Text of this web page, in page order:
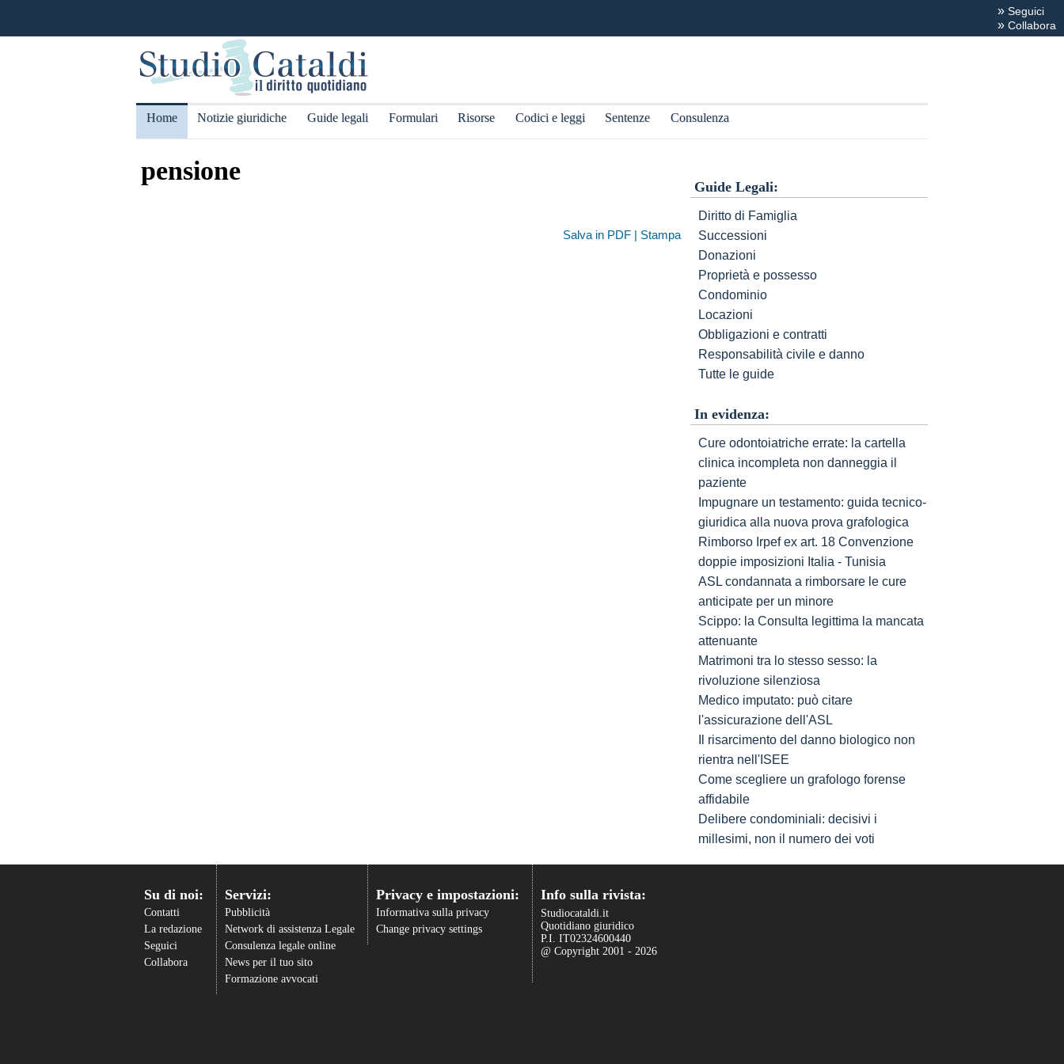
» Seguici
» Collabora
Home Notizie giuridiche Guide legali Formulari Risorse Codici e leggi Sentenze Consulenza
pensione
Salva in PDF | Stampa
Guide Legali:
Diritto di Famiglia
Successioni
Donazioni
Proprietà e possesso
Condominio
Locazioni
Obbligazioni e contratti
Responsabilità civile e danno
Tutte le guide
In evidenza:
Cure odontoiatriche errate: la cartella
clinica incompleta non danneggia il
paziente
Impugnare un testamento: guida tecnico-
giuridica alla nuova prova grafologica
Rimborso Irpef ex art. 18 Convenzione
doppie imposizioni Italia - Tunisia
ASL condannata a rimborsare le cure
anticipate per un minore
Scippo: la Consulta legittima la mancata
attenuante
Matrimoni tra lo stesso sesso: la
rivoluzione silenziosa
Medico imputato: può citare
l'assicurazione dell'ASL
Il risarcimento del danno biologico non
rientra nell'ISEE
Come scegliere un grafologo forense
affidabile
Delibere condominiali: decisivi i
millesimi, non il numero dei voti
Su di noi:
Contatti
La redazione
Seguici
Collabora
Servizi:
Pubblicità
Network di assistenza Legale
Consulenza legale online
News per il tuo sito
Formazione avvocati
Privacy e impostazioni:
Informativa sulla privacy
Change privacy settings
Info sulla rivista:
Studiocataldi.it
Quotidiano giuridico
P.I. IT02324600440
@ Copyright 2001 - 2026